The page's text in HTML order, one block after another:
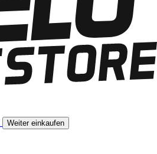
Weiter einkaufen